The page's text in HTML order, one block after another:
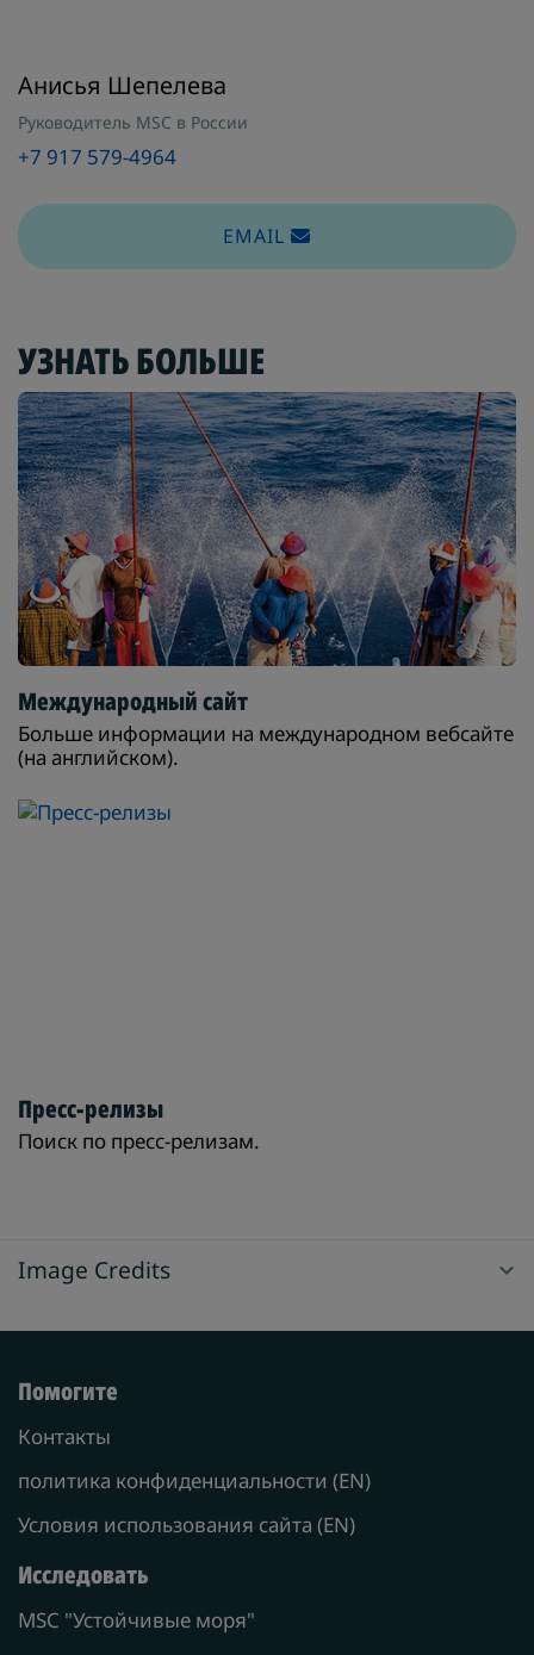
Анисья Шепелева
Руководитель MSC в России
+7 917 579-4964
EMAIL
УЗНАТЬ БОЛЬШЕ
Международный сайт
Больше информации на международном вебсайте
(на английском).
Пресс-релизы
Поиск по пресс-релизам.
Image Credits
Помогите
Контакты
политика конфиденциальности (EN)
Условия использования сайта (EN)
Исследовать
MSC "Устойчивые моря"